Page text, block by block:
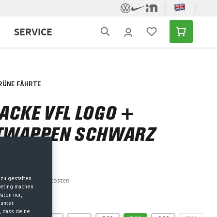
SERVICE
FÄHRTE
VFL LOGO +
SCHWARZ
zzgl. Versandkosten
gestalten
machen
nur,
dass deine